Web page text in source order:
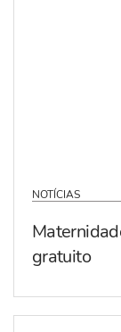
NOTÍCIAS
gratuito